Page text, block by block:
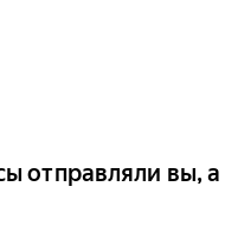
отправляли вы, а